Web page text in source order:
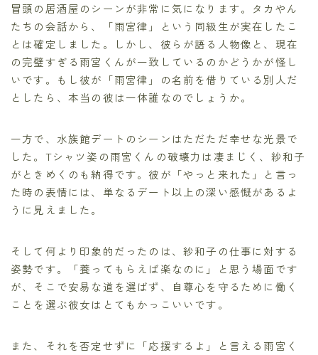
冒頭の居酒屋のシーンが非常に気になります。タカやん
たちの会話から、「雨宮律」という同級生が実在したこ
とは確定しました。しかし、彼らが語る人物像と、現在
の完璧すぎる雨宮くんが一致しているのかどうかが怪し
いです。もし彼が「雨宮律」の名前を借りている別人だ
としたら、本当の彼は一体誰なのでしょうか。
一方で、水族館デートのシーンはただただ幸せな光景で
した。Tシャツ姿の雨宮くんの破壊力は凄まじく、紗和子
がときめくのも納得です。彼が「やっと来れた」と言っ
た時の表情には、単なるデート以上の深い感慨があるよ
うに見えました。
そして何より印象的だったのは、紗和子の仕事に対する
姿勢です。「養ってもらえば楽なのに」と思う場面です
が、そこで安易な道を選ばず、自尊心を守るために働く
ことを選ぶ彼女はとてもかっこいいです。
また、それを否定せずに「応援するよ」と言える雨宮く